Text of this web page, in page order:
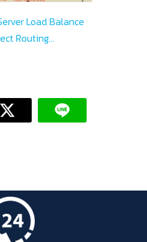
Load Balance
Routing…